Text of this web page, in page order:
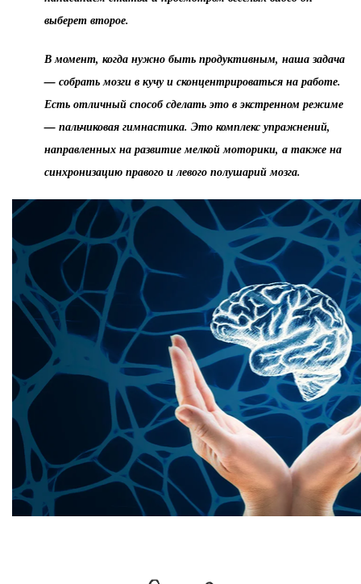
выберет второе.
В момент, когда нужно быть продуктивным, наша задача
— собрать мозги в кучу и сконцентрироваться на работе.
Есть отличный способ сделать это в экстренном режиме
— пальчиковая гимнастика. Это комплекс упражнений,
направленных на развитие мелкой моторики, а также на
синхронизацию правого и левого полушарий мозга.